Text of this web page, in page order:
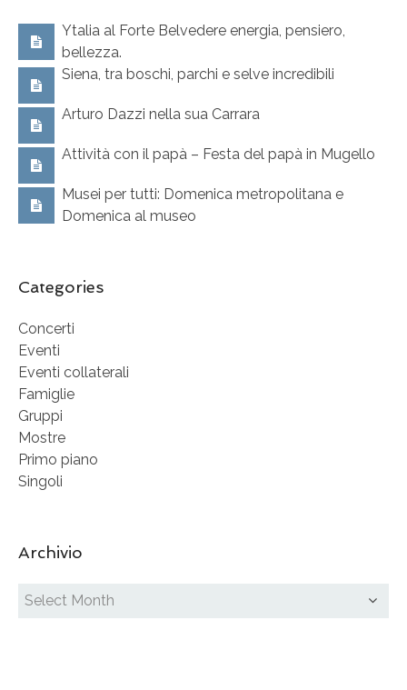
Ytalia al Forte Belvedere energia, pensiero,
bellezza.
Siena, tra boschi, parchi e selve incredibili
Arturo Dazzi nella sua Carrara
Attività con il papà – Festa del papà in Mugello
Musei per tutti: Domenica metropolitana e
Domenica al museo
Categories
Concerti
Eventi
Eventi collaterali
Famiglie
Gruppi
Mostre
Primo piano
Singoli
Archivio